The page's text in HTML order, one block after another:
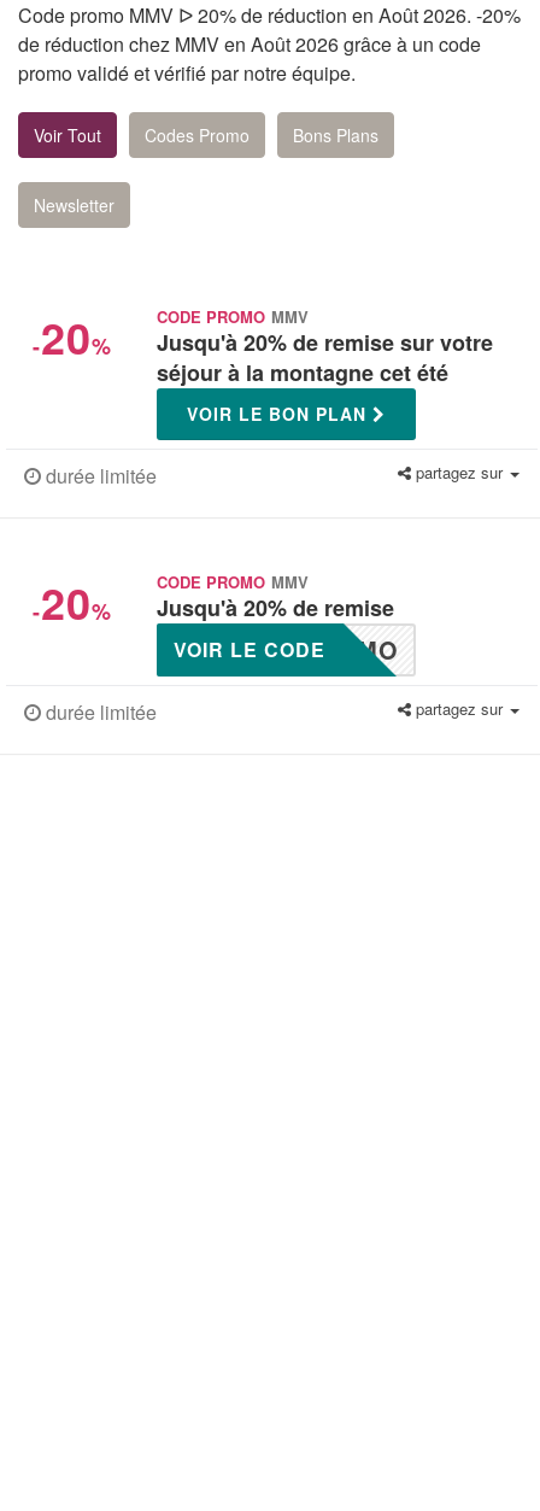
Code promo MMV ᐅ 20% de réduction en Août 2026. -20%
de réduction chez MMV en Août 2026 grâce à un code
promo validé et vérifié par notre équipe.
Voir Tout Codes Promo Bons Plans
Newsletter
-20%
CODE PROMO MMV
Jusqu'à 20% de remise sur votre
séjour à la montagne cet été
VOIR LE BON PLAN
durée limitée partagez sur
-20%
CODE PROMO MMV
Jusqu'à 20% de remise
IMO
VOIR LE CODE
durée limitée partagez sur